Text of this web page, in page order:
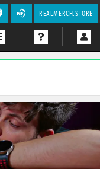
REALMERCH.STORE